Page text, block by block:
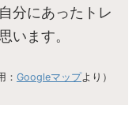
分にあったトレ
います。
： Googleマップより）